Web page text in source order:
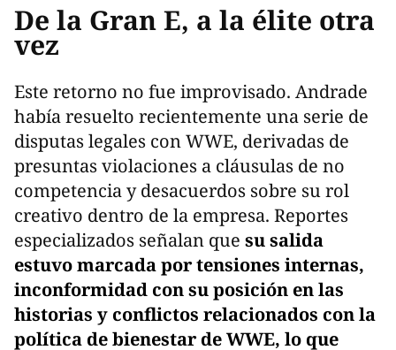
De la Gran E, a la élite otra
vez
Este retorno no fue improvisado. Andrade
había resuelto recientemente una serie de
disputas legales con WWE, derivadas de
presuntas violaciones a cláusulas de no
competencia y desacuerdos sobre su rol
creativo dentro de la empresa. Reportes
especializados señalan que su salida
estuvo marcada por tensiones internas,
inconformidad con su posición en las
historias y conflictos relacionados con la
política de bienestar de WWE, lo que